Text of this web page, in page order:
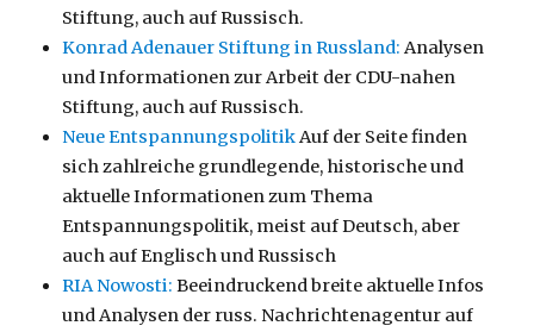
Stiftung, auch auf Russisch.
Konrad Adenauer Stiftung in Russland: Analysen
und Informationen zur Arbeit der CDU-nahen
Stiftung, auch auf Russisch.
Neue EntspannungspolitikAuf der Seite finden
sich zahlreiche grundlegende, historische und
aktuelle Informationen zum Thema
Entspannungspolitik, meist auf Deutsch, aber
auch auf Englisch und Russisch
RIA Nowosti: Beeindruckend breite aktuelle Infos
und Analysen der russ. Nachrichtenagentur auf